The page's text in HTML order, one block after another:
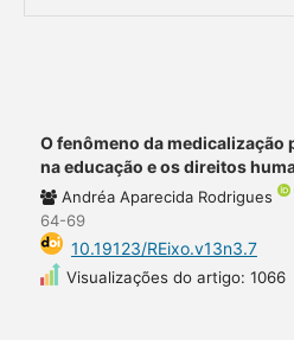
O fenômeno da
na educação e os direitos
Andréa Aparecida Rodrigues
64-69
10.19123/REixo.v13n3.7
Visualizações do artigo: 1066